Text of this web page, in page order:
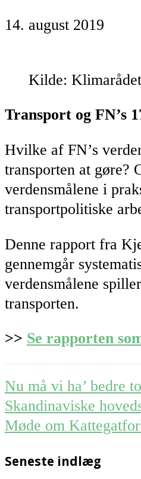
14. august 2019
Kilde:
Transport og FN’s
Hvilke af FN’s
transporten at gøre?
verdensmålene i
transportpolitiske
Denne rapport fra
gennemgår
verdensmålene
transporten.
>> Se rapporten
Post
navigation
Nu må vi ha’ bedre
Skandinaviske
Møde om
Seneste indlæg